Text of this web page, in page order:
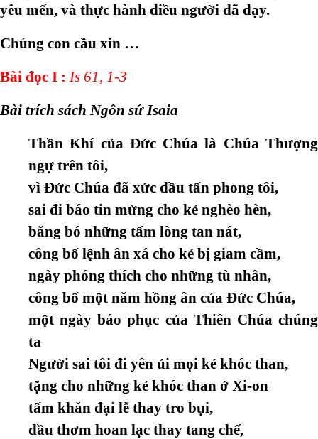
yêu mến, và thực hành điều người đã dạy.
Chúng con cầu xin …
Bài đọc I : Is 61, 1-3
Bài trích sách Ngôn sứ Isaia
Thần Khí của Đức Chúa là Chúa Thượng
ngự trên tôi,
vì Đức Chúa đã xức dầu tấn phong tôi,
sai đi báo tin mừng cho kẻ nghèo hèn,
băng bó những tấm lòng tan nát,
công bố lệnh ân xá cho kẻ bị giam cầm,
ngày phóng thích cho những tù nhân,
công bố một năm hồng ân của Đức Chúa,
một ngày báo phục của Thiên Chúa chúng
ta
Người sai tôi đi yên ủi mọi kẻ khóc than,
tặng cho những kẻ khóc than ở Xi-on
tấm khăn đại lễ thay tro bụi,
dầu thơm hoan lạc thay tang chế,